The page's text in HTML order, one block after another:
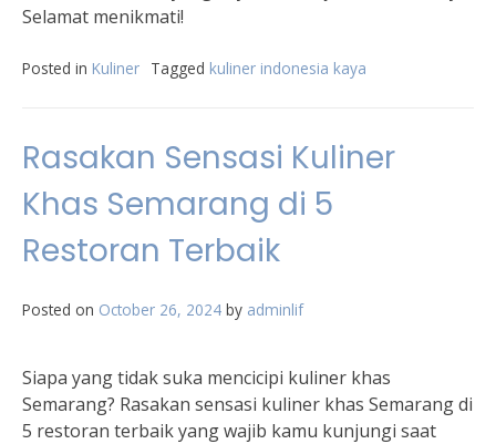
Selamat menikmati!
Posted in Kuliner Tagged kuliner indonesia kaya
Rasakan Sensasi Kuliner
Khas Semarang di 5
Restoran Terbaik
Posted on October 26, 2024 by adminlif
Siapa yang tidak suka mencicipi kuliner khas
Semarang? Rasakan sensasi kuliner khas Semarang di
5 restoran terbaik yang wajib kamu kunjungi saat